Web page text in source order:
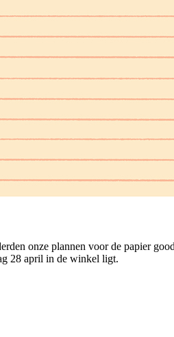
onze plannen voor de papier
28 april in de winkel ligt.